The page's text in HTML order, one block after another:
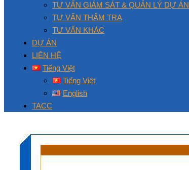
TƯ VẤN GIÁM SÁT & QUẢN LÝ DỰ ÁN
TƯ VẤN THẨM TRA
TƯ VẤN KHÁC
DỰ ÁN
LIÊN HỆ
Tiếng Việt
Tiếng Việt
English
TACC